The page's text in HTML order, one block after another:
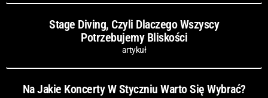
Stage Diving, Czyli Dlaczego Wszyscy
Potrzebujemy Bliskości
artykuł
Na Jakie Koncerty W Styczniu Warto Się Wybrać?